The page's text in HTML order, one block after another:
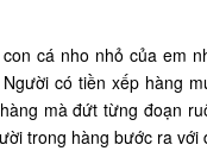
cá nho nhỏ của em
có tiền xếp hàng
mà đứt từng đoạn
trong hàng bước ra